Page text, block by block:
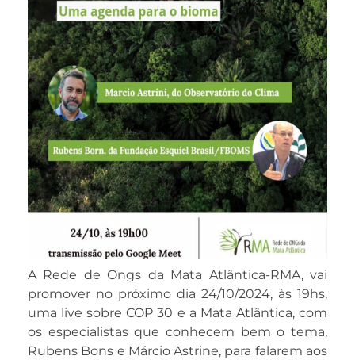
A Rede de Ongs da Mata Atlântica-RMA, vai
promover no próximo dia 24/10/2024, às 19hs,
uma live sobre COP 30 e a Mata Atlântica, com
os especialistas que conhecem bem o tema,
Rubens Bons e Márcio Astrine, para falarem aos